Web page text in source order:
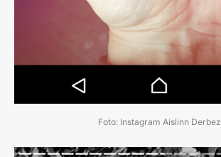
Foto: Instagram Aislinn Derbez